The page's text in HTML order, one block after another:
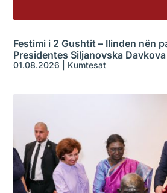
Festimi i 2 Gushtit – Ilinden nën
Presidentes Siljanovska
01.08.2026 Kumtesat